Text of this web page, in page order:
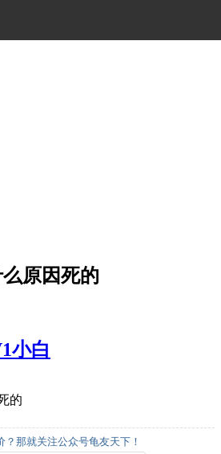
么原因死的
小白
的
？那就关注公众号龟友天下！